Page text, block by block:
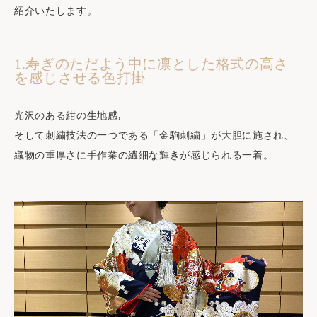
紹介いたします。
1.寿ぎのただよう中に凛とした格式の高さ
を感じさせる色打掛
光沢のある紺の生地感,
そして刺繍技法の一つである「金駒刺繍」が大胆に施され、
織物の重厚さに手作業の繊細な輝きが感じられる一着。